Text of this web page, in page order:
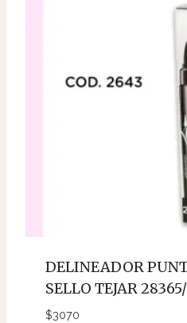
DELINEADOR
SELLO TEJAR
$3070